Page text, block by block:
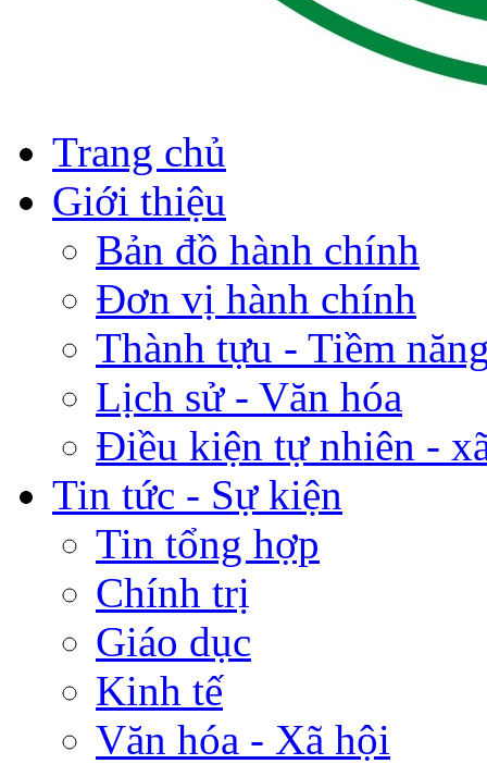
Trang chủ
Giới thiệu
Bản đồ hành chính
Đơn vị hành chính
Thành tựu - Tiềm
Lịch sử - Văn hóa
Điều kiện tự nhiên -
Tin tức - Sự kiện
Tin tổng hợp
Chính trị
Giáo dục
Kinh tế
Văn hóa - Xã hội